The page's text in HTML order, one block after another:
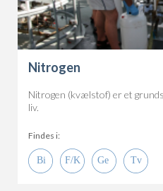
Nitrogen
Nitrogen (kvælstof) er et
liv.
Findes i: